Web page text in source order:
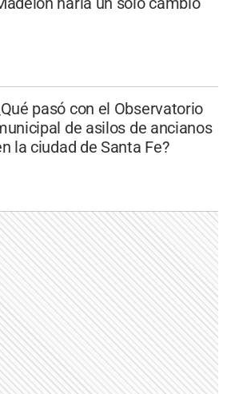
pasó con el Observatorio
de asilos de ancianos
la ciudad de Santa Fe?